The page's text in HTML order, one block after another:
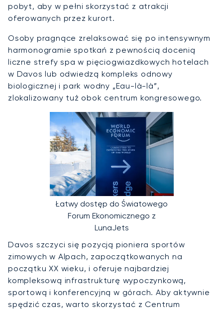
pobyt, aby w pełni skorzystać z atrakcji
oferowanych przez kurort.
Osoby pragnące zrelaksować się po intensywnym
harmonogramie spotkań z pewnością docenią
liczne strefy spa w pięciogwiazdkowych hotelach
w Davos lub odwiedzą kompleks odnowy
biologicznej i park wodny „Eau-là-là”,
zlokalizowany tuż obok centrum kongresowego.
Łatwy dostęp do Światowego
Forum Ekonomicznego z
LunaJets
Davos szczyci się pozycją pioniera sportów
zimowych w Alpach, zapoczątkowanych na
początku XX wieku, i oferuje najbardziej
kompleksową infrastrukturę wypoczynkową,
sportową i konferencyjną w górach. Aby aktywnie
spędzić czas, warto skorzystać z Centrum